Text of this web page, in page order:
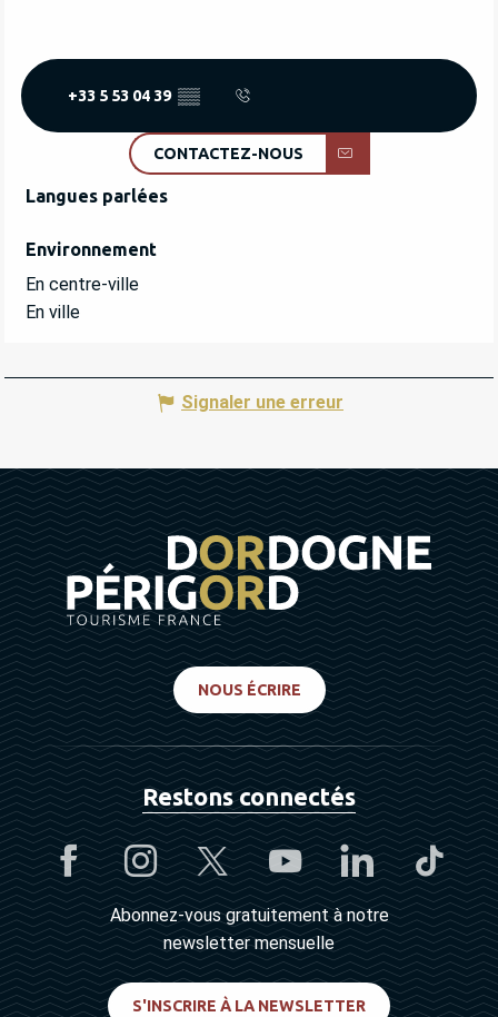
+33 5 53 04 39 ▒▒
CONTACTEZ-NOUS
Langues parlées
Langues parlées
Environnement
Environnement
En centre-ville
En ville
Signaler une erreur
NOUS ÉCRIRE
Restons connectés
Abonnez-vous gratuitement à notre
newsletter mensuelle
S'INSCRIRE À LA NEWSLETTER